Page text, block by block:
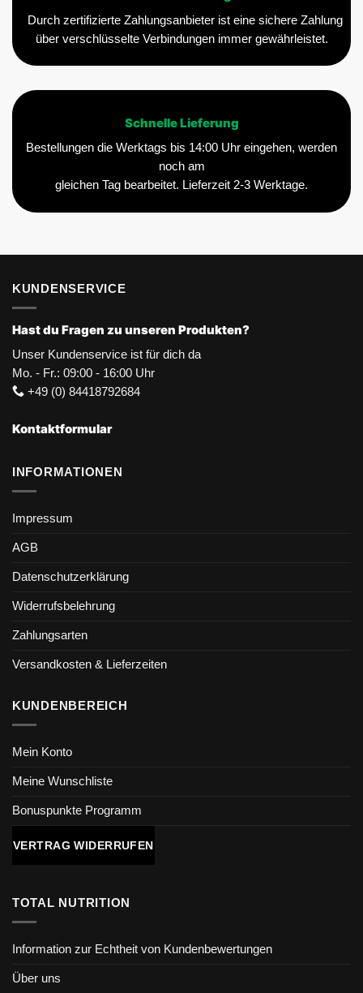
Durch zertifizierte Zahlungsanbieter ist eine sichere Zahlung
über verschlüsselte Verbindungen immer gewährleistet.
Schnelle Lieferung
Bestellungen die Werktags bis 14:00 Uhr eingehen, werden
noch am
gleichen Tag bearbeitet. Lieferzeit 2-3 Werktage.
KUNDENSERVICE
Hast du Fragen zu unseren Produkten?
Unser Kundenservice ist für dich da
Mo. - Fr.: 09:00 - 16:00 Uhr
+49 (0) 84418792684
Kontaktformular
INFORMATIONEN
Impressum
AGB
Datenschutzerklärung
Widerrufsbelehrung
Zahlungsarten
Versandkosten & Lieferzeiten
KUNDENBEREICH
Mein Konto
Meine Wunschliste
Bonuspunkte Programm
VERTRAG WIDERRUFEN
TOTAL NUTRITION
Information zur Echtheit von Kundenbewertungen
Über uns